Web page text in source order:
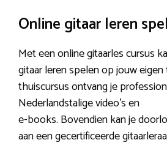
Online gitaar leren
Met een online gitaarles cursus
gitaar leren spelen op jouw
thuiscursus ontvang je
Nederlandstalige video’s en
e-books. Bovendien kan je
aan een gecertificeerde